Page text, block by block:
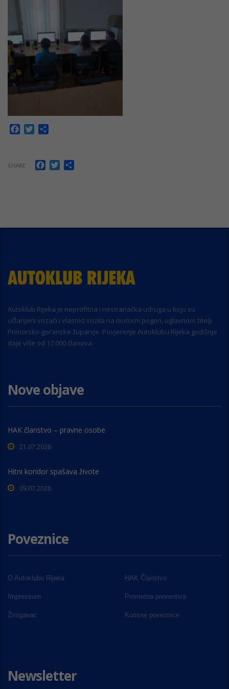
Facebook
Twitter
SHARE Facebook
Twitter
Autoklub Rijeka je neprofitna i nestranačka udruga u koju su
učlanjeni vozači i vlasnici vozila na motorni pogon, uglavnom žitelji
Primorsko-goranske županije. Povjerenje Autoklubu Rijeka godišnje
daje više od 17.000 članova.
Nove objave
HAK članstvo – pravne osobe
21.07.2026
Hitni koridor spašava živote
09.07.2026
Poveznice
O Autoklubu Rijeka HAK Članstvo
Impressum Prometna preventiva
Žmigavac Korisne poveznice
Newsletter